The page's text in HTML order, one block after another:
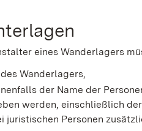
eines Wanderlagers
Wanderlagers,
der Name der
werden, einschließlich
juristischen Personen